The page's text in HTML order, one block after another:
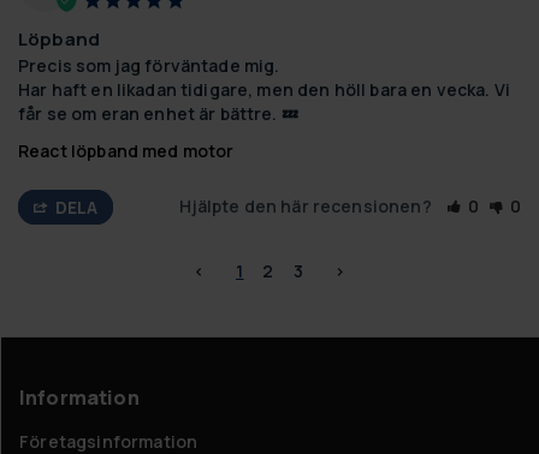
Löpband
Precis som jag förväntade mig.
Har haft en likadan tidigare, men den höll bara en vecka. Vi
får se om eran enhet är bättre. 💤
React löpband med motor
DELA Hjälpte den här recensionen? 0 0
< 1 2 3 >
Information
Företagsinformation